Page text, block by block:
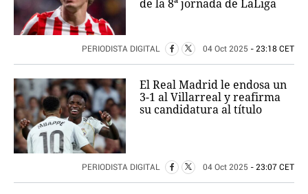
de la 8ª jornada de LaLiga
PERIODISTA DIGITAL 04 Oct 2025 - 23:18 CET
El Real Madrid le endosa un
3-1 al Villarreal y reafirma
su candidatura al título
PERIODISTA DIGITAL 04 Oct 2025 - 23:07 CET